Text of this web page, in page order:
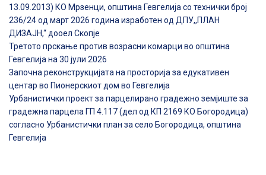
13.09.2013) КО Мрзенци, општина Гевгелија со технички број
236/24 од март 2026 година изработен од ДПУ,,ПЛАН
ДИЗАЈН,“ дооел Скопје
Третото прскање против возрасни комарци во општина
Гевгелија на 30 јули 2026
Започна реконструкцијата на просторија за едукативен
центар во Пионерскиот дом во Гевгелија
Урбанистички проект за парцелирано градежно земјиште за
градежна парцела ГП 4.117 (дел од КП 2169 КО Богородица)
согласно Урбанистички план за село Богородица, општина
Гевгелија